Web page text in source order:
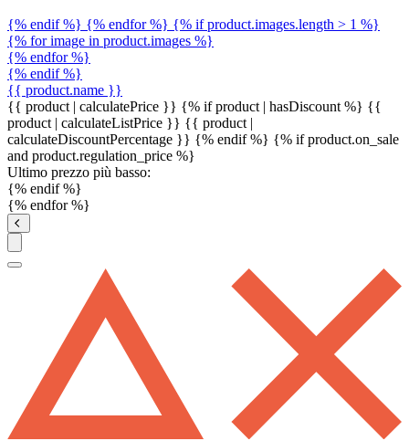
{% endif %} {% endfor %} {% if product.images.length > 1 %}
{% for image in product.images %}
{% endfor %}
{% endif %}
{{ product.name }}
{{ product | calculatePrice }} {% if product | hasDiscount %} {{
product | calculateListPrice }} {{ product |
calculateDiscountPercentage }} {% endif %} {% if product.on_sale
and product.regulation_price %}
Ultimo prezzo più basso:
{% endif %}
{% endfor %}